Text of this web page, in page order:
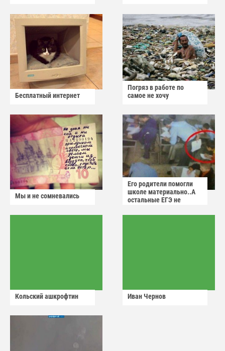
Бесплатный интернет
Погряз в работе по
самое не хочу
Мы и не сомневались
Его родители помогли
школе материально..А
остальные ЕГЭ не
Кольский ашкрофтин Иван Чернов